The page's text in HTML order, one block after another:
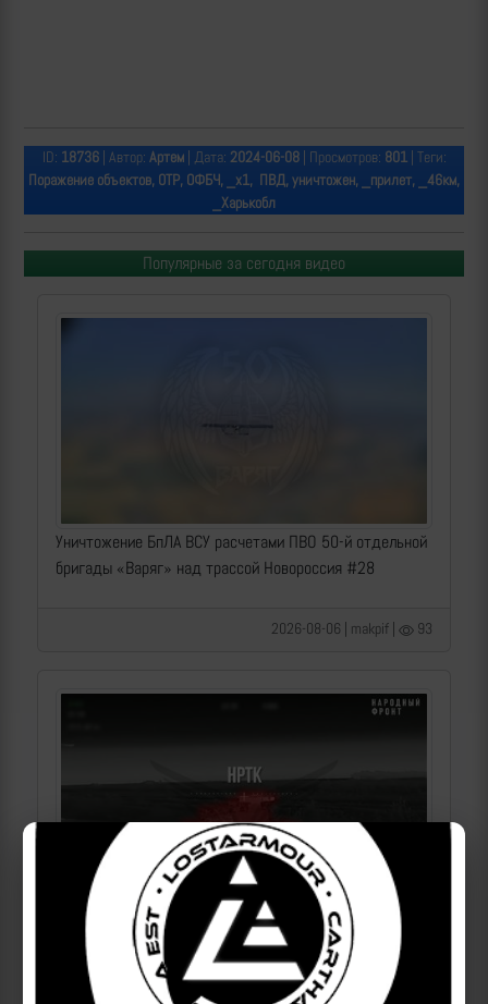
ID: 18736| Автор: Артем| Дата: 2024-06-08| Просмотров: 801| Теги:
Поражение объектов, ОТР, ОФБЧ, _х1, ПВД, уничтожен, _прилет, _46км,
_Харькобл
Популярные за сегодня видео
Уничтожение БпЛА ВСУ расчетами ПВО 50-й отдельной
бригады «Варяг» над трассой Новороссия #28
2026-08-06 | makpif | 93
Операторы Центра "Рубикон" бьют по целям ВСУ на
Донбассе